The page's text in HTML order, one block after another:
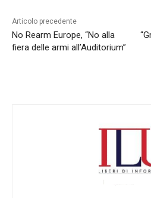
Articolo precedente
No Rearm Europe, “No alla
fiera delle armi all’Auditorium”